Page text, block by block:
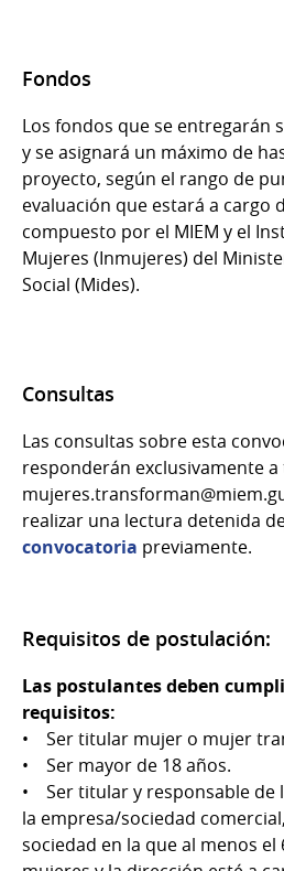
Fondos
Los fondos que se entregarán
y se asignará un máximo de
proyecto, según el rango de
evaluación que estará a cargo
compuesto por el MIEM y el
Mujeres (Inmujeres) del
Social (Mides).
Consultas
Las consultas sobre esta
responderán exclusivamente
realizar una lectura detenida
convocatoria previamente.
Requisitos de postulación:
Las postulantes deben
requisitos:
• Ser titular mujer o mujer
• Ser mayor de 18 años.
• Ser titular y responsable de
la empresa/sociedad
sociedad en la que al menos el